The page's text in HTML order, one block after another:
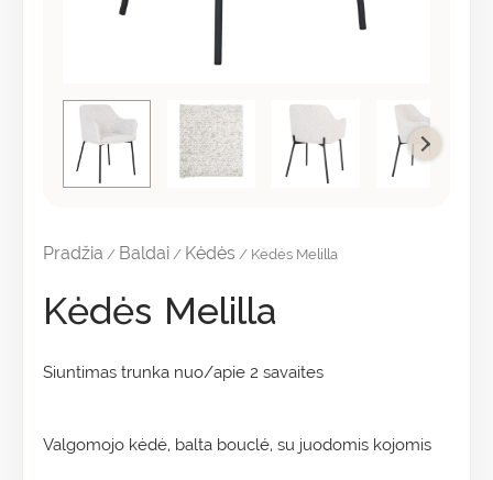
Pradžia / Baldai / Kėdės / Kėdės Melilla
Kėdės Melilla
Siuntimas trunka nuo/apie 2 savaites
Valgomojo kėdė, balta bouclé, su juodomis kojomis